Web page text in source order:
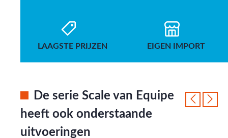
LAAGSTE PRIJZEN EIGEN IMPORT
De serie Scale van Equipe
heeft ook onderstaande
uitvoeringen